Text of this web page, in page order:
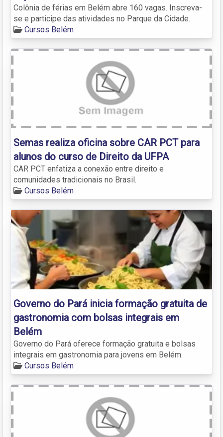
Colônia de férias em Belém abre 160 vagas. Inscreva-
se e participe das atividades no Parque da Cidade.
Cursos Belém
Semas realiza oficina sobre CAR PCT para
alunos do curso de Direito da UFPA
CAR PCT enfatiza a conexão entre direito e
comunidades tradicionais no Brasil.
Cursos Belém
Governo do Pará inicia formação gratuita de
gastronomia com bolsas integrais em
Belém
Governo do Pará oferece formação gratuita e bolsas
integrais em gastronomia para jovens em Belém.
Cursos Belém